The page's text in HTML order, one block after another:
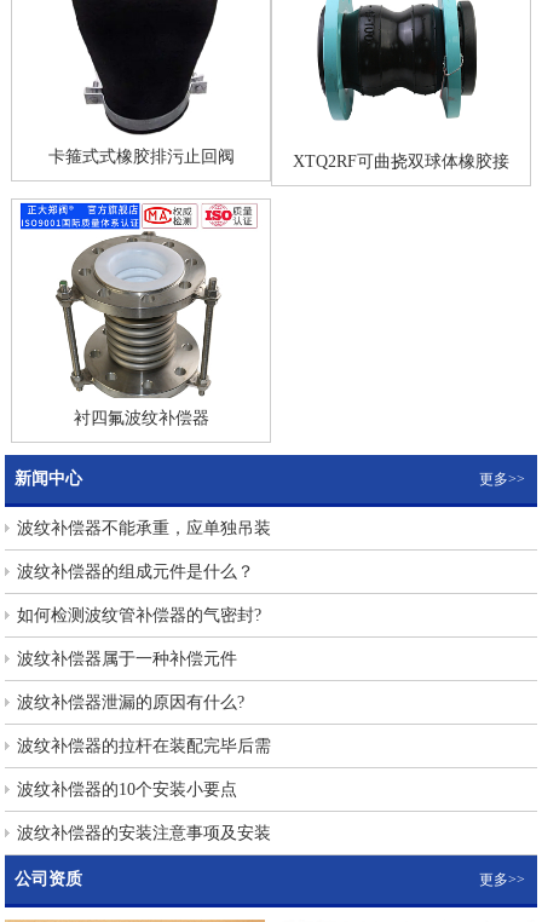
卡箍式式橡胶排污止回阀 XTQ2RF可曲挠双球体橡胶接
衬四氟波纹补偿器
新闻中心 更多>>
波纹补偿器不能承重，应单独吊装
波纹补偿器的组成元件是什么？
如何检测波纹管补偿器的气密封?
波纹补偿器属于一种补偿元件
波纹补偿器泄漏的原因有什么?
波纹补偿器的拉杆在装配完毕后需
波纹补偿器的10个安装小要点
波纹补偿器的安装注意事项及安装
公司资质 更多>>